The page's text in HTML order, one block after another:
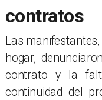
contratos
​Las
hogar,
contrato y la
continuidad del